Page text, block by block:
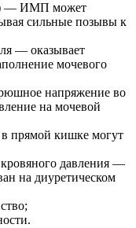
— ИМП может
сильные позывы к
— оказывает
мочевого
напряжение во
на мочевой
прямой кишке могут
давления —
на диуретическом